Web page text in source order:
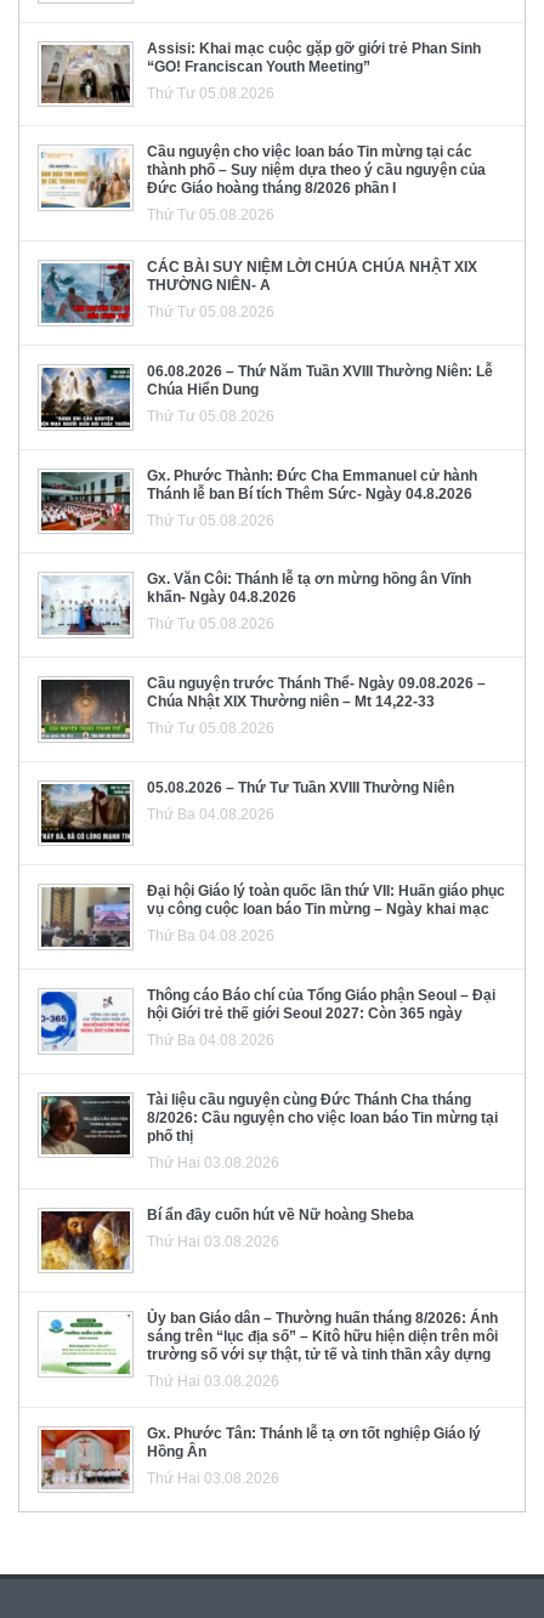
Assisi: Khai mạc cuộc gặp gỡ giới trẻ Phan Sinh
“GO! Franciscan Youth Meeting”
Thứ Tư 05.08.2026
Cầu nguyện cho việc loan báo Tin mừng tại các
thành phố – Suy niệm dựa theo ý cầu nguyện của
Đức Giáo hoàng tháng 8/2026 phần I
Thứ Tư 05.08.2026
CÁC BÀI SUY NIỆM LỜI CHÚA CHÚA NHẬT XIX
THƯỜNG NIÊN- A
Thứ Tư 05.08.2026
06.08.2026 – Thứ Năm Tuần XVIII Thường Niên: Lễ
Chúa Hiển Dung
Thứ Tư 05.08.2026
Gx. Phước Thành: Đức Cha Emmanuel cử hành
Thánh lễ ban Bí tích Thêm Sức- Ngày 04.8.2026
Thứ Tư 05.08.2026
Gx. Văn Côi: Thánh lễ tạ ơn mừng hồng ân Vĩnh
khấn- Ngày 04.8.2026
Thứ Tư 05.08.2026
Cầu nguyện trước Thánh Thể- Ngày 09.08.2026 –
Chúa Nhật XIX Thường niên – Mt 14,22-33
Thứ Tư 05.08.2026
05.08.2026 – Thứ Tư Tuần XVIII Thường Niên
Thứ Ba 04.08.2026
Đại hội Giáo lý toàn quốc lần thứ VII: Huấn giáo phục
vụ công cuộc loan báo Tin mừng – Ngày khai mạc
Thứ Ba 04.08.2026
Thông cáo Báo chí của Tổng Giáo phận Seoul – Đại
hội Giới trẻ thế giới Seoul 2027: Còn 365 ngày
Thứ Ba 04.08.2026
Tài liệu cầu nguyện cùng Đức Thánh Cha tháng
8/2026: Cầu nguyện cho việc loan báo Tin mừng tại
phố thị
Thứ Hai 03.08.2026
Bí ẩn đầy cuốn hút về Nữ hoàng Sheba
Thứ Hai 03.08.2026
Ủy ban Giáo dân – Thường huấn tháng 8/2026: Ánh
sáng trên “lục địa số” – Kitô hữu hiện diện trên môi
trường số với sự thật, tử tế và tinh thần xây dựng
Thứ Hai 03.08.2026
Gx. Phước Tân: Thánh lễ tạ ơn tốt nghiệp Giáo lý
Hồng Ân
Thứ Hai 03.08.2026